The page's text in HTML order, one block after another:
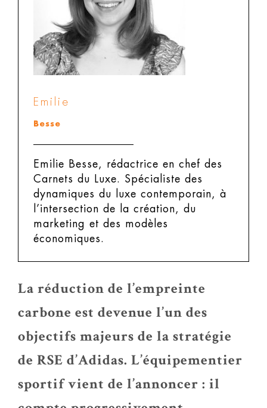
Emilie
Besse
Emilie Besse, rédactrice en chef des
Carnets du Luxe.
Spécialiste des
dynamiques du luxe contemporain, à
l’intersection de la création, du
marketing et des modèles
économiques.
La réduction de l’empreinte
carbone est devenue l’un des
objectifs majeurs de la stratégie
de RSE d’Adidas. L’équipementier
sportif vient de l’annoncer : il